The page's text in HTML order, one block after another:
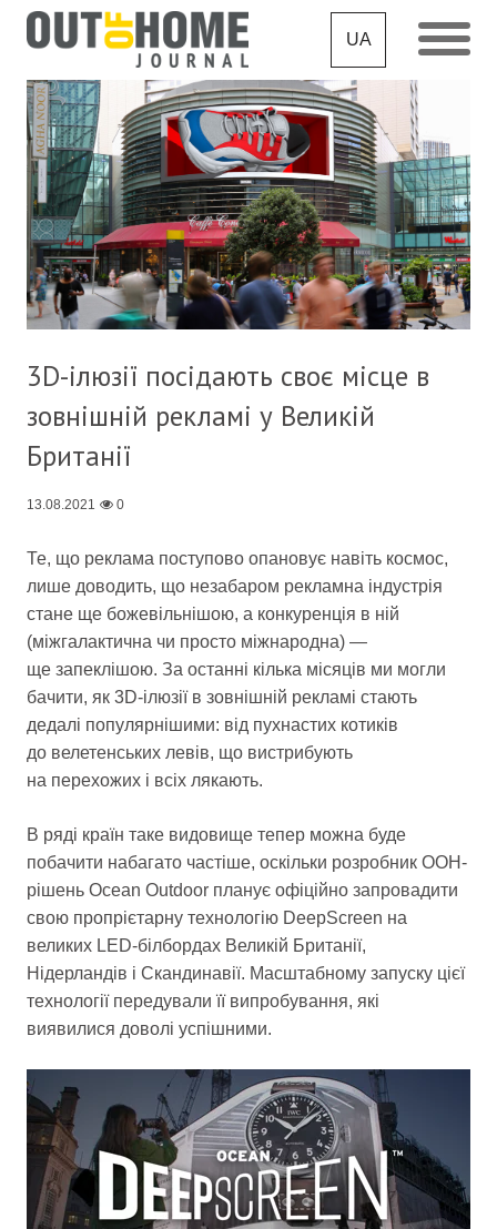
UA
3D-ілюзії посідають своє місце в
зовнішній рекламі у Великій
Британії
13.08.2021 0
Те, що реклама поступово опановує навіть космос,
лише доводить, що незабаром рекламна індустрія
стане ще божевільнішою, а конкуренція в ній
(міжгалактична чи просто міжнародна) —
ще запеклішою. За останні кілька місяців ми могли
бачити, як 3D-ілюзії в зовнішній рекламі стають
дедалі популярнішими: від пухнастих котиків
до велетенських левів, що вистрибують
на перехожих і всіх лякають.
В ряді країн таке видовище тепер можна буде
побачити набагато частіше, оскільки розробник OOH-
рішень Ocean Outdoor планує офіційно запровадити
свою пропрієтарну технологію DeepScreen на
великих LED-білбордах Великій Британії,
Нідерландів і Скандинавії. Масштабному запуску цієї
технології передували її випробування, які
виявилися доволі успішними.